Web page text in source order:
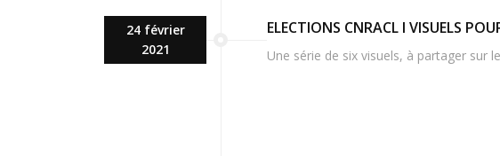
24 février
2021
ELECTIONS CNRACL I VISUELS
Une série de six visuels, à partager sur